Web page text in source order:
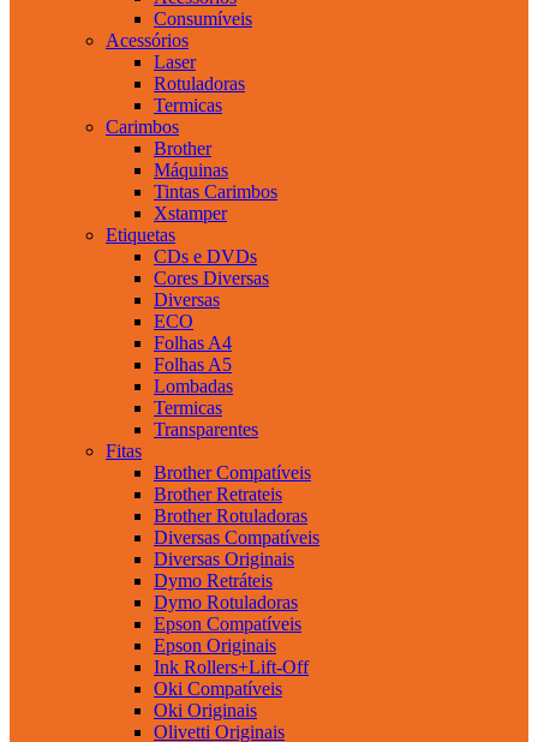
Consumíveis
Acessórios
Laser
Rotuladoras
Termicas
Carimbos
Brother
Máquinas
Tintas Carimbos
Xstamper
Etiquetas
CDs e DVDs
Cores Diversas
Diversas
ECO
Folhas A4
Folhas A5
Lombadas
Termicas
Transparentes
Fitas
Brother Compatíveis
Brother Retrateis
Brother Rotuladoras
Diversas Compatíveis
Diversas Originais
Dymo Retráteis
Dymo Rotuladoras
Epson Compatíveis
Epson Originais
Ink Rollers+Lift-Off
Oki Compatíveis
Oki Originais
Olivetti Originais